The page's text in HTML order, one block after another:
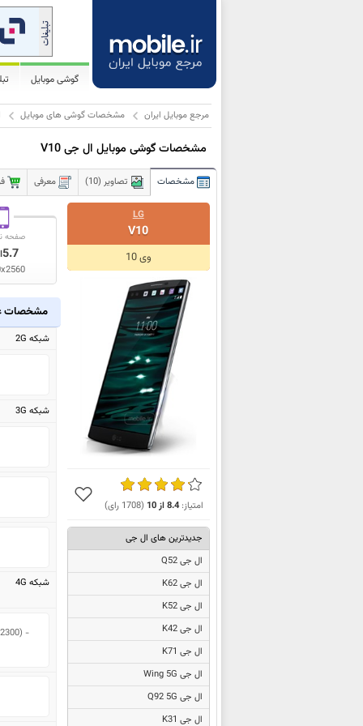
گوشی موبایل
مرجع موبایل ایران مشخصات گوشی های موبایل
مشخصات گوشی موبایل ال جی V10
مشخصات تصاویر (10) معرفی
LG
V10
وی 10
امتیاز:8.4از10
(
1708 رای)
جدیدترین های ال جی
ال جی Q52
ال جی K62
ال جی K52
ال جی K42
ال جی K71
ال جی Wing 5G
ال جی Q92 5G
ال جی K31
صفحه
5.7
مشخصات
شبکه 2G
شبکه 3G
شبکه 4G
-